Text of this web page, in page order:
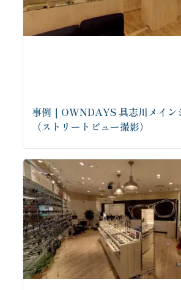
事例｜OWNDAYS 具志川メイン
（ストリートビュー撮影）